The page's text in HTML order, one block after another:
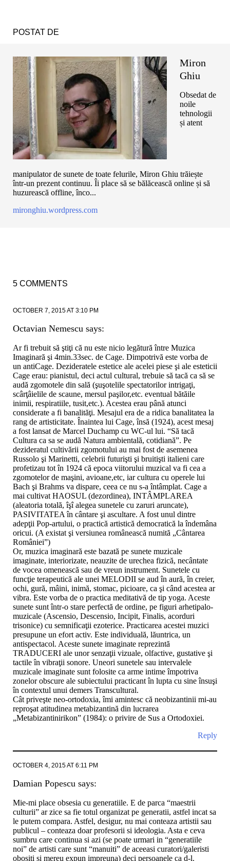
POSTAT DE
Miron
Ghiu
Obsedat de
noile
tehnologii
și atent
manipulator de sunete de toate felurile, Miron Ghiu trăiește
într-un prezent continuu. Îi place să se bălăcească online și să
huzurească offline, înco...
mironghiu.wordpress.com
5 COMMENTS
OCTOBER 7, 2015 AT 3:10 PM
Octavian Nemescu says:
Ar fi trebuit să ştiţi că nu este nicio legătură între Muzica
Imaginară şi 4min.33sec. de Cage. Dimpotrivă este vorba de
un antiCage. Dezideratele estetice ale acelei piese şi ale esteticii
Cage erau: pianistul, deci actul cultural, trebuie să tacă ca să se
audă zgomotele din sală (şuşotelile spectatorilor intrigaţi,
scârţâielile de scaune, mersul paşilor,etc. eventual bătăile
inimii, respiratiile, tusit,etc.). Acestea erau până atunci
considerate a fi banalităţi. Mesajul era de a ridica banalitatea la
rang de artisticitate. Înaintea lui Cage, însă (1924), acest mesaj
a fost lansat de Marcel Duchamp cu WC-ul lui. “Să tacă
Cultura ca sa se audă Natura ambientală, cotidiană”. Pe
dezideratul cultivării zgomotului au mai fost de asemenea
Russolo şi Marinetti, celebrii futurişti şi bruitişti italieni care
profetizau tot în 1924 că epoca viitorului muzical va fi cea a
zgomotelor de maşini, avioane,etc, iar cultura cu operele lui
Bach şi Brahms va dispare, ceea ce nu s-a întâmplat. Cage a
mai cultivat HAOSUL (dezordinea), INTÂMPLAREA
(aleatoria totală, îşî alegea sunetele cu zaruri aruncate),
PASIVITATEA în cântare şi ascultare. A fost unul dintre
adepţii Pop-artului, o practică artistică democratică la îndemâna
oricui. (A existat şi versiunea românească numită „Cântarea
României”)
Or, muzica imaginară este bazată pe sunete muzicale
imaginate, interiorizate, neauzite de urechea fizică, necântate
de vocea omenească sau de vreun instrument. Sunetele cu
funcţie terapeutică ale unei MELODII se aud în aură, în creier,
ochi, gură, mâini, inimă, stomac, picioare, ca şi când acestea ar
vibra. Este vorba de o practica meditativă de tip yoga. Aceste
sunete sunt într-o stare perfectă de ordine, pe figuri arhetipalo-
muzicale (Ascensio, Descensio, Incipit, Finalis, acorduri
trisonice) cu semnificaţii ezoterice. Practicarea acestei muzici
presupune un efort activ. Este individuală, lăuntrica, un
antispectacol. Aceste sunete imaginate reprezintă
TRADUCERI ale unor senzaţii vizuale, olfactive, gustative şi
tactile în vibraţii sonore. Uneori sunetele sau intervalele
muzicale imaginate sunt folosite ca arme intime împotriva
zonelor obscure ale subiectului practicant în lupta cu sine însuşi
în contextul unui demers Transcultural.
Cât priveşte neo-ortodoxia, îmi amintesc că neobizantinii mi-au
reproşat atitudinea metabizantină din lucrarea
„Metabizantinirikon” (1984): o privire de Sus a Ortodoxiei.
Reply
OCTOBER 4, 2015 AT 6:11 PM
Damian Popescu says:
Mie-mi place obsesia cu generatiile. E de parca “maestrii
culturii” ar zice sa fie totul organizat pe generatii, astfel incat sa
le putem compara. Astfel, desigur, nu mai conteaza artistii sau
publicul – conteaza doar profesorii si ideologia. Asta e ceva
sumbru care continua si azi (se poate urmari in “generatiile
noi” de artisti care sunt “manuiti” de aceeasi curatori/galeristi
obositi si mereu expun impreuna) deci persoanele ca d-l.